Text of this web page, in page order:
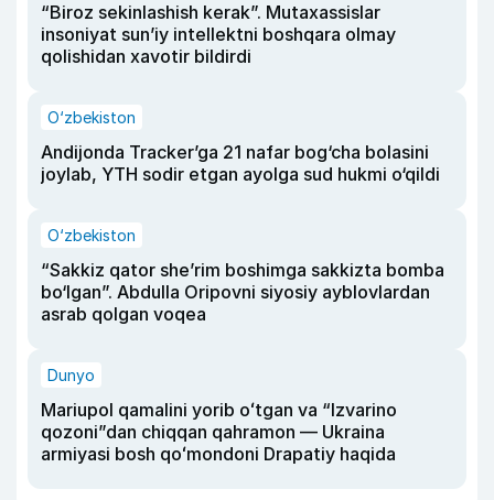
“Biroz sekinlashish kerak”. Mutaxassislar
insoniyat sun’iy intellektni boshqara olmay
qolishidan xavotir bildirdi
O‘zbekiston
Andijonda Tracker’ga 21 nafar bog‘cha bolasini
joylab, YTH sodir etgan ayolga sud hukmi o‘qildi
O‘zbekiston
“Sakkiz qator she’rim boshimga sakkizta bomba
bo‘lgan”. Abdulla Oripovni siyosiy ayblovlardan
asrab qolgan voqea
Dunyo
Mariupol qamalini yorib oʻtgan va “Izvarino
qozoni”dan chiqqan qahramon — Ukraina
armiyasi bosh qoʻmondoni Drapatiy haqida